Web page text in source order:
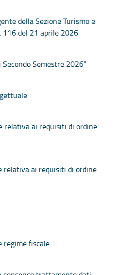
della Sezione Turismo e
116 del 21 aprile 2026
Semestre 2026”
relativa ai requisiti di ordine
relativa ai requisiti di ordine
regime fiscale